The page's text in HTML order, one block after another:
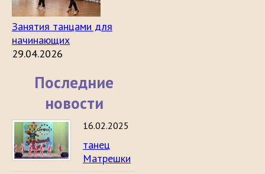
Занятия танцами для
начинающих
29.04.2026
Последние
новости
16.02.2025
танец
Матрешки